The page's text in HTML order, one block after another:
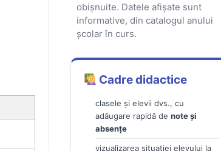
obișnuite. Datele afișate sunt
informative, din catalogul anului
școlar în curs.
Cadre didactice
clasele și elevii dvs., cu
adăugare rapidă denote și
absențe
vizualizarea situației elevului la